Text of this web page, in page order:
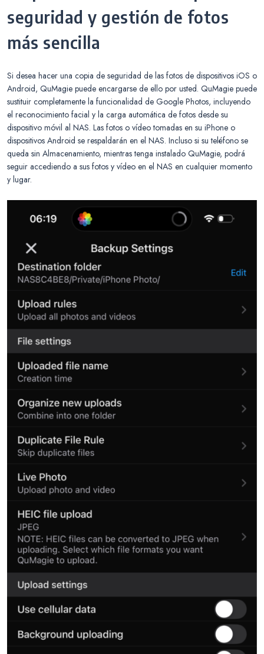
seguridad y gestión de fotos
más sencilla
Si desea hacer una copia de seguridad de las fotos de dispositivos iOS o
Android, QuMagie puede encargarse de ello por usted. QuMagie puede
sustituir completamente la funcionalidad de Google Photos, incluyendo
el reconocimiento facial y la carga automática de fotos desde su
dispositivo móvil al NAS. Las fotos o vídeo tomadas en su iPhone o
dispositivos Android se respaldarán en el NAS. Incluso si su teléfono se
queda sin Almacenamiento, mientras tenga instalado QuMagie, podrá
seguir accediendo a sus fotos y vídeo en el NAS en cualquier momento
y lugar.